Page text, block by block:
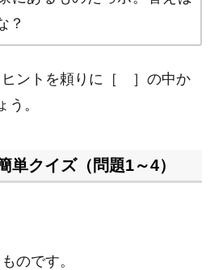
？
ヒントを頼りに［ ］の中か
う。
単クイズ（問題1～4）
のです。